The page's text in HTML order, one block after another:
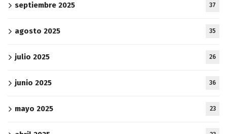
septiembre 2025 37
agosto 2025 35
julio 2025 26
junio 2025 36
mayo 2025 23